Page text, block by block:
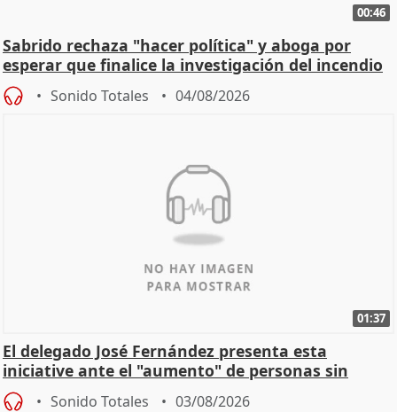
00:46
Sabrido rechaza "hacer política" y aboga por
esperar que finalice la investigación del incendio
Sonido Totales 04/08/2026
01:37
El delegado José Fernández presenta esta
iniciative ante el "aumento" de personas sin
hogar en Madri
Sonido Totales 03/08/2026